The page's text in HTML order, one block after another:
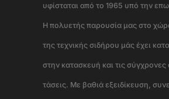
υφίσταται από το 1965 υπό την
Η πολυετής παρουσία μας στο
της τεχνικής σιδήρου μάς έχει
στην κατασκευή και τις σύγχρονες
τάσεις. Με βαθιά εξειδίκευση,